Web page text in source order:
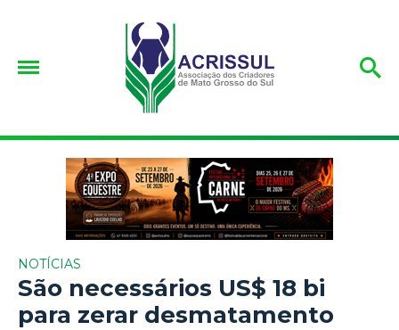
NOTÍCIAS
São necessários US$ 18 bi
para zerar desmatamento